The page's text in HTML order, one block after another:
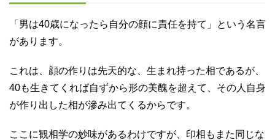
「男は40歳になったら自分の顔に責任を持て」という名言
があります。
これは、顔の作りは先天的な、生まれ持った相であるが、
40も生きてくれば自ずから形の美醜を超えて、その人自身
が作り出した相が滲み出てくるからです。
ここに観相学の妙味があるわけですが、印相もまた同じな